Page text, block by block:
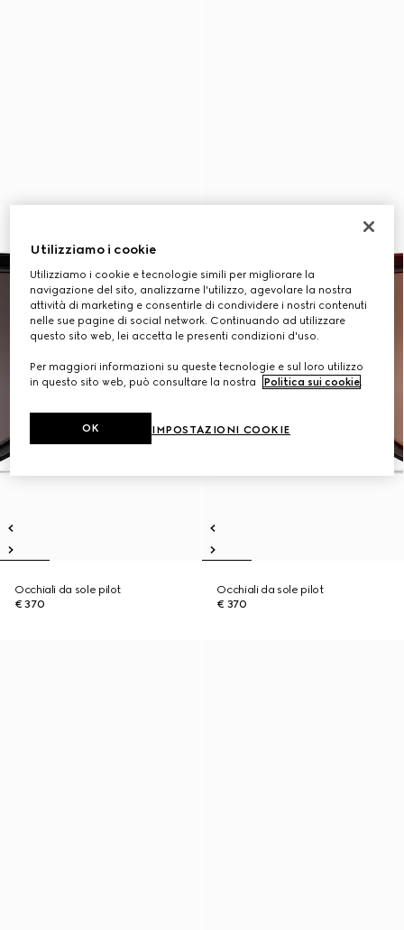
Occhiali da sole pilot
€ 370
Occhiali da sole pilot
€ 370
Utilizziamo i cookie
Utilizziamo i cookie e tecnologie simili per migliorare la
navigazione del sito, analizzarne l'utilizzo, agevolare la nostra
attività di marketing e consentirle di condividere i nostri contenuti
nelle sue pagine di social network. Continuando ad utilizzare
questo sito web, lei accetta le presenti condizioni d'uso.
Per maggiori informazioni su queste tecnologie e sul loro utilizzo
in questo sito web, può consultare la nostra
Politica sui cookie.
IMPOSTAZIONI COOKIE
OK